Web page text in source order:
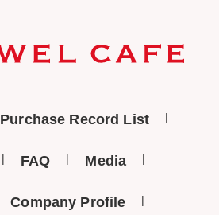
Purchase Record List
FAQ Media
Company Profile